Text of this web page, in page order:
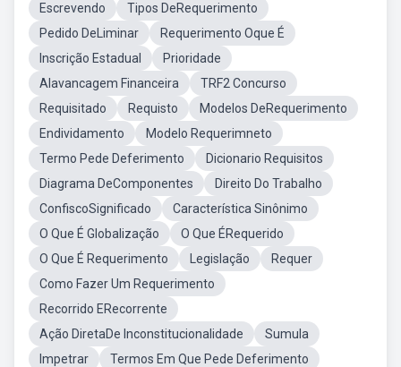
Escrevendo
Tipos DeRequerimento
Pedido DeLiminar
Requerimento Oque É
Inscrição Estadual
Prioridade
Alavancagem Financeira
TRF2 Concurso
Requisitado
Requisto
Modelos DeRequerimento
Endividamento
Modelo Requerimneto
Termo Pede Deferimento
Dicionario Requisitos
Diagrama DeComponentes
Direito Do Trabalho
ConfiscoSignificado
Característica Sinônimo
O Que É Globalização
O Que ÉRequerido
O Que É Requerimento
Legislação
Requer
Como Fazer Um Requerimento
Recorrido ERecorrente
Ação DiretaDe Inconstitucionalidade
Sumula
Impetrar
Termos Em Que Pede Deferimento